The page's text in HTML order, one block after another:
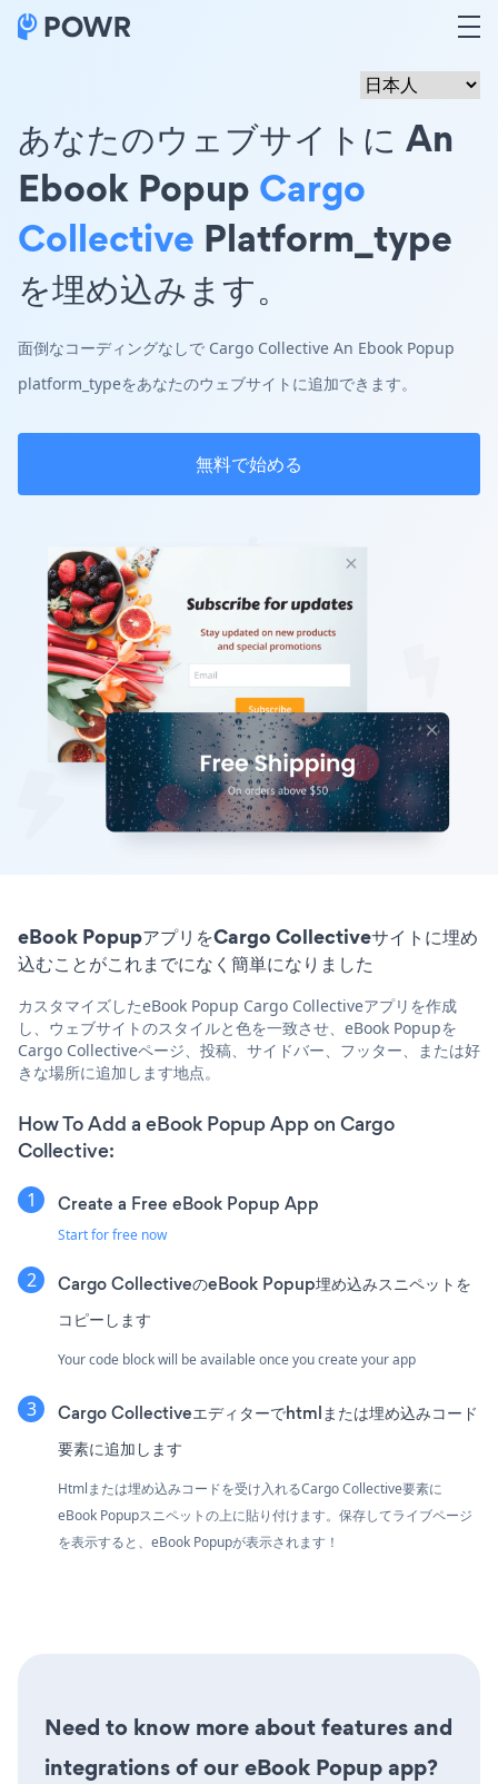
あなたのウェブサイトに An
Ebook Popup Cargo
Collective Platform_type
を埋め込みます。
面倒なコーディングなしで Cargo Collective An Ebook Popup
platform_typeをあなたのウェブサイトに追加できます。
無料で始める
eBook PopupアプリをCargo Collectiveサイトに埋め
込むことがこれまでになく簡単になりました
カスタマイズしたeBook Popup Cargo Collectiveアプリを作成
し、ウェブサイトのスタイルと色を一致させ、eBook Popupを
Cargo Collectiveページ、投稿、サイドバー、フッター、または好
きな場所に追加します地点。
How To Add a eBook Popup App on Cargo
Collective:
Create a Free eBook Popup App
Start for free now
Cargo CollectiveのeBook Popup埋め込みスニペットを
コピーします
Your code block will be available once you create your app
Cargo Collectiveエディターでhtmlまたは埋め込みコード
要素に追加します
Htmlまたは埋め込みコードを受け入れるCargo Collective要素に
eBook Popupスニペットの上に貼り付けます。保存してライブページ
を表示すると、eBook Popupが表示されます！
Need to know more about features and
integrations of our eBook Popup app?